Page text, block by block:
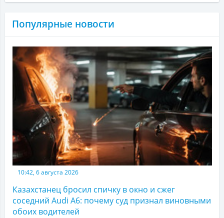
Популярные новости
10:42, 6 августа 2026
Казахстанец бросил спичку в окно и сжег
соседний Audi A6: почему суд признал виновными
обоих водителей